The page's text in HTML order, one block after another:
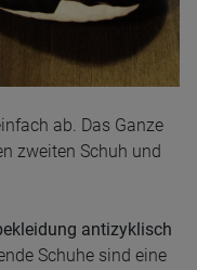
ab. Das Ganze
zweiten Schuh und
antizyklisch
Schuhe sind eine